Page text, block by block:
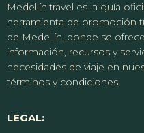
Medellín.travel es la guía
herramienta de promoción
de Medellín, donde se
información, recursos y
necesidades de viaje en
términos y condiciones.
LEGAL: